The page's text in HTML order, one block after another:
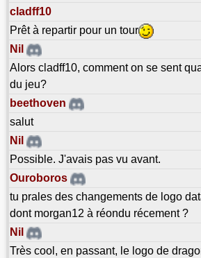
cladff10
Prêt à repartir pour un tour
Nil
Alors cladff10, comment on se sent
du jeu?
beethoven
salut
Nil
Possible. J'avais pas vu avant.
Ouroboros
tu prales des changements de logo
dont morgan12 à réondu récement ?
Nil
Très cool, en passant, le logo de